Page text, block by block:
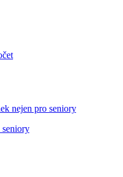
nejen pro seniory